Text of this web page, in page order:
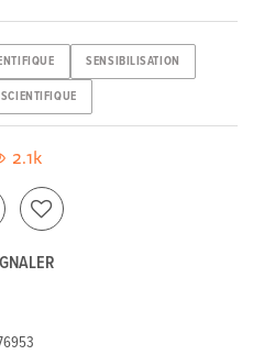
SENSIBILISATION
2.1k